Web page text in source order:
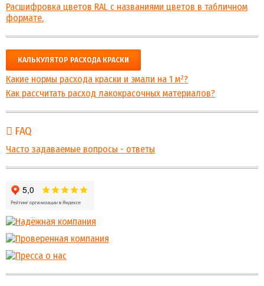
Расшифровка цветов RAL с названиями цветов в табличном
формате.
КАЛЬКУЛЯТОР РАСХОДА КРАСКИ
Какие нормы расхода краски и эмали на 1 м²?
Как рассчитать расход лакокрасочных материалов?
FAQ
Часто задаваемые вопросы - ответы